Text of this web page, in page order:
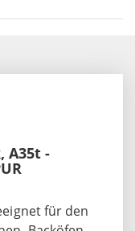
A35t -
für den